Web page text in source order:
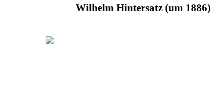
Wilhelm Hintersatz (um 1886)